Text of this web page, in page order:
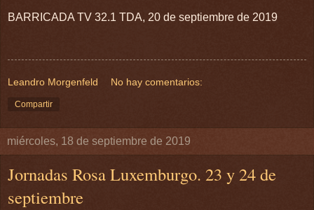
BARRICADA TV 32.1 TDA, 20 de septiembre de 2019
Leandro Morgenfeld No hay comentarios:
Compartir
miércoles, 18 de septiembre de 2019
Jornadas Rosa Luxemburgo. 23 y 24 de
septiembre